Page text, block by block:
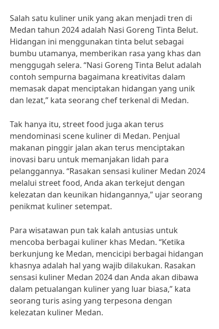
Salah satu kuliner unik yang akan menjadi tren di
Medan tahun 2024 adalah Nasi Goreng Tinta Belut.
Hidangan ini menggunakan tinta belut sebagai
bumbu utamanya, memberikan rasa yang khas dan
menggugah selera. “Nasi Goreng Tinta Belut adalah
contoh sempurna bagaimana kreativitas dalam
memasak dapat menciptakan hidangan yang unik
dan lezat,” kata seorang chef terkenal di Medan.
Tak hanya itu, street food juga akan terus
mendominasi scene kuliner di Medan. Penjual
makanan pinggir jalan akan terus menciptakan
inovasi baru untuk memanjakan lidah para
pelanggannya. “Rasakan sensasi kuliner Medan 2024
melalui street food, Anda akan terkejut dengan
kelezatan dan keunikan hidangannya,” ujar seorang
penikmat kuliner setempat.
Para wisatawan pun tak kalah antusias untuk
mencoba berbagai kuliner khas Medan. “Ketika
berkunjung ke Medan, mencicipi berbagai hidangan
khasnya adalah hal yang wajib dilakukan. Rasakan
sensasi kuliner Medan 2024 dan Anda akan dibawa
dalam petualangan kuliner yang luar biasa,” kata
seorang turis asing yang terpesona dengan
kelezatan kuliner Medan.